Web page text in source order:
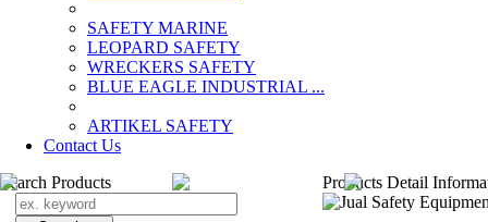
SAFETY MARINE
LEOPARD SAFETY
WRECKERS SAFETY
BLUE EAGLE INDUSTRIAL ...
­ARTIKEL SAFETY
Contact Us
Search Products
Products Detail